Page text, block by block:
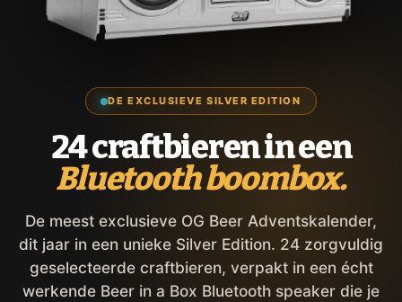
DE EXCLUSIEVE SILVER EDITION
24 craftbieren in een
Bluetooth boombox.
De meest exclusieve OG Beer Adventskalender,
dit jaar in een unieke Silver Edition. 24 zorgvuldig
geselecteerde craftbieren, verpakt in een écht
werkende Beer in a Box Bluetooth speaker die je